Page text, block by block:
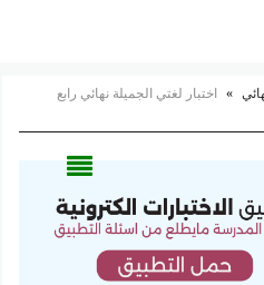
»
اختبار لغتي الجميلة نهائي رابع